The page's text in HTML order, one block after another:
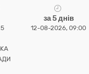
за 5 днів
12-08-2026, 09:00